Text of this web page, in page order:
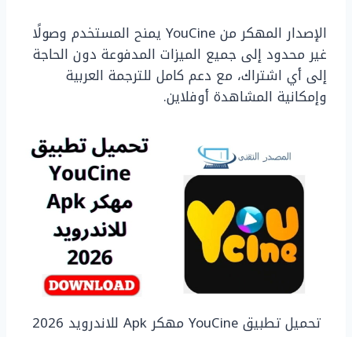
الإصدار المهكر من YouCine يمنح المستخدم وصولًا
غير محدود إلى جميع الميزات المدفوعة دون الحاجة
إلى أي اشتراك، مع دعم كامل للترجمة العربية
وإمكانية المشاهدة أوفلاين.
تحميل تطبيق YouCine مهكر Apk للاندرويد 2026